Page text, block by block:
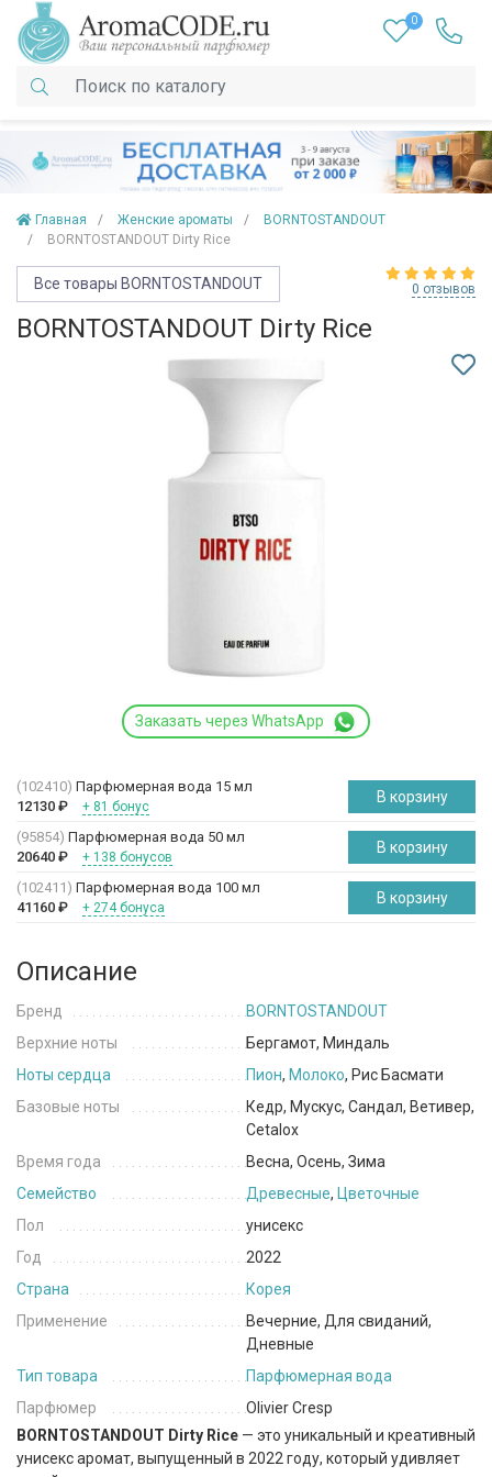
0
Главная Женские ароматы
BORNTOSTANDOUT
BORNTOSTANDOUT Dirty Rice
Все товары BORNTOSTANDOUT 0 отзывов
BORNTOSTANDOUT Dirty Rice
Заказать через WhatsApp
(102410) Парфюмерная вода 15 мл
12130 ₽ + 81 бонус
В корзину
(95854) Парфюмерная вода 50 мл
20640 ₽ + 138 бонусов
В корзину
(102411) Парфюмерная вода 100 мл
41160 ₽ + 274 бонуса
В корзину
Описание
Бренд
BORNTOSTANDOUT
Верхние ноты
Бергамот, Миндаль
Ноты сердца
Пион, Молоко, Рис Басмати
Базовые ноты
Кедр, Мускус, Сандал, Ветивер,
Cetalox
Время года
Весна, Осень, Зима
Семейство
Древесные, Цветочные
Пол
унисекс
Год
2022
Страна
Корея
Применение
Вечерние, Для свиданий,
Дневные
Тип товара
Парфюмерная вода
Парфюмер
Olivier Cresp
BORNTOSTANDOUT Dirty Rice — это уникальный и креативный
унисекс аромат, выпущенный в 2022 году, который удивляет